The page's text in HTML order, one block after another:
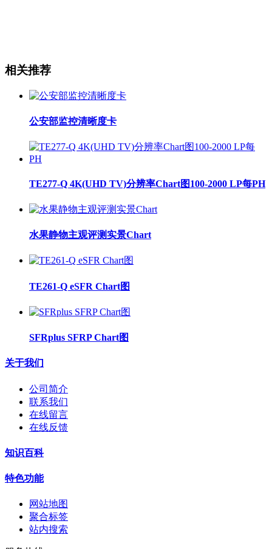
相关推荐
公安部监控清晰度卡
TE277-Q 4K(UHD TV)分辨率Chart图100-2000 LP每PH
水果静物主观评测实景Chart
TE261-Q eSFR Chart图
SFRplus SFRP Chart图
关于我们
公司简介
联系我们
在线留言
在线反馈
知识百科
特色功能
网站地图
聚合标签
站内搜索